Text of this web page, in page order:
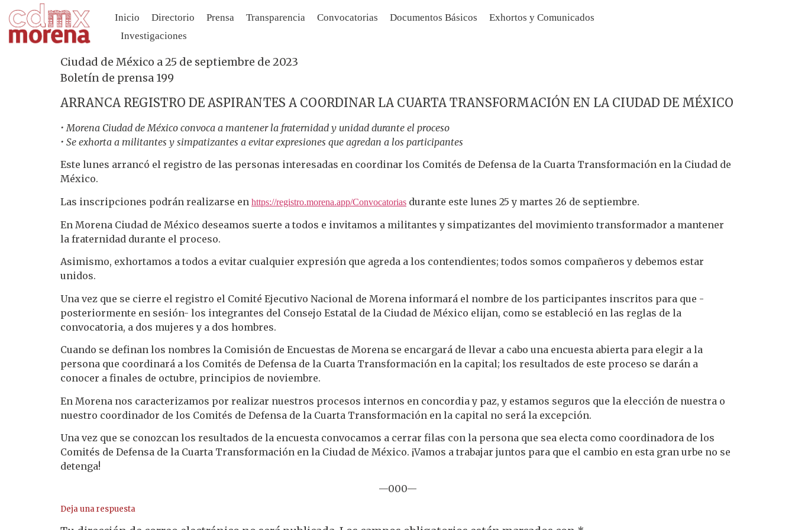
Inicio Directorio Prensa Transparencia Convocatorias Documentos Básicos
Exhortos y Comunicados
Investigaciones
Ciudad de México a 25 de septiembre de 2023
Boletín de prensa 199
ARRANCA REGISTRO DE ASPIRANTES A COORDINAR LA CUARTA TRANSFORMACIÓN EN LA CIUDAD DE MÉXICO
• Morena Ciudad de México convoca a mantener la fraternidad y unidad durante el proceso
• Se exhorta a militantes y simpatizantes a evitar expresiones que agredan a los participantes
Este lunes arrancó el registro de las personas interesadas en coordinar los Comités de Defensa de la Cuarta Transformación en la Ciudad de
México.
Las inscripciones podrán realizarse en https://registro.morena.app/Convocatorias durante este lunes 25 y martes 26 de septiembre.
En Morena Ciudad de México deseamos suerte a todos e invitamos a militantes y simpatizantes del movimiento transformador a mantener
la fraternidad durante el proceso.
Asimismo, exhortamos a todos a evitar cualquier expresión que agreda a los contendientes; todos somos compañeros y debemos estar
unidos.
Una vez que se cierre el registro el Comité Ejecutivo Nacional de Morena informará el nombre de los participantes inscritos para que -
posteriormente en sesión- los integrantes del Consejo Estatal de la Ciudad de México elijan, como se estableció en las reglas de la
convocatoria, a dos mujeres y a dos hombres.
Cuando se definan los nombres la Comisión de Encuestas de Morena se encargará de llevar a cabo una encuesta abierta para elegir a la
persona que coordinará a los Comités de Defensa de la Cuarta Transformación en la capital; los resultados de este proceso se darán a
conocer a finales de octubre, principios de noviembre.
En Morena nos caracterizamos por realizar nuestros procesos internos en concordia y paz, y estamos seguros que la elección de nuestra o
nuestro coordinador de los Comités de Defensa de la Cuarta Transformación en la capital no será la excepción.
Una vez que se conozcan los resultados de la encuesta convocamos a cerrar filas con la persona que sea electa como coordinadora de los
Comités de Defensa de la Cuarta Transformación en la Ciudad de México. ¡Vamos a trabajar juntos para que el cambio en esta gran urbe no se
detenga!
—000—
Deja una respuesta